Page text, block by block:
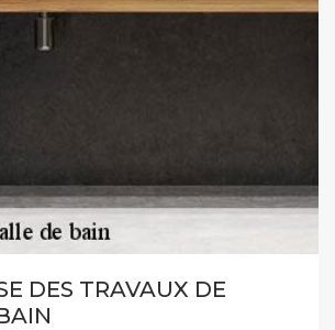
DES TRAVAUX DE